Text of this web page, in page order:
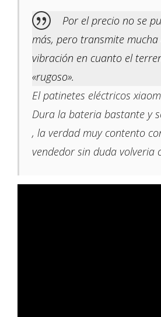
Por el precio no se
más, pero transmite
vibración en cuanto el
«rugoso».
El patinetes eléctricos
Dura la bateria bastante y
, la verdad muy contento
vendedor sin duda volveria